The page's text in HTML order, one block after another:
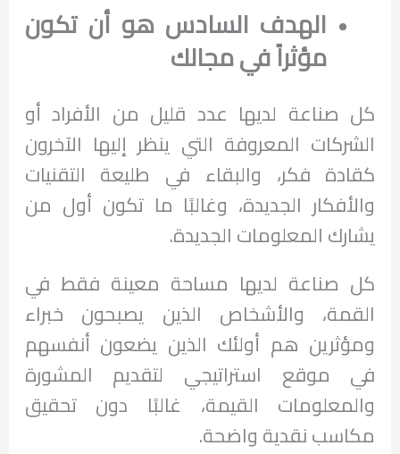
الهدف السادس هو أن تكون
مؤثراً في مجالك
كل صناعة لديها عدد قليل من الأفراد أو
الشركات المعروفة التي ينظر إليها الآخرون
كقادة فكر، والبقاء في طليعة التقنيات
والأفكار الجديدة، وغالبًا ما تكون أول من
يشارك المعلومات الجديدة.
كل صناعة لديها مساحة معينة فقط في
القمة، والأشخاص الذين يصبحون خبراء
ومؤثرين هم أولئك الذين يضعون أنفسهم
في موقع استراتيجي لتقديم المشورة
والمعلومات القيمة، غالبًا دون تحقيق
مكاسب نقدية واضحة.